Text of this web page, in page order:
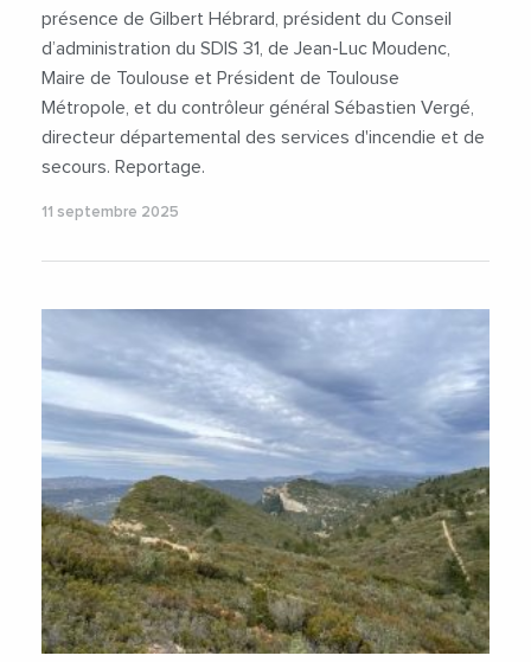
présence de Gilbert Hébrard, président du Conseil
d’administration du SDIS 31, de Jean-Luc Moudenc,
Maire de Toulouse et Président de Toulouse
Métropole, et du contrôleur général Sébastien Vergé,
directeur départemental des services d'incendie et de
secours. Reportage.
11 septembre 2025